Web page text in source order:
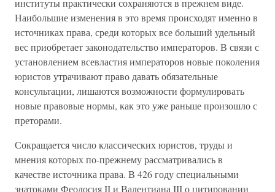
институты практически сохраняются в прежнем виде.
Наибольшие изменения в это время происходят именно в
источниках права, среди которых все больший удельный
вес приобретает законодательство императоров. В связи с
установлением всевластия императоров новые поколения
юристов утрачивают право давать обязательные
консультации, лишаются возможности формулировать
новые правовые нормы, как это уже раньше произошло с
преторами.
Сокращается число классических юристов, труды и
мнения которых по-прежнему рассматривались в
качестве источника права. В 426 году специальными
знатоками Феодосия II и Валентиана III о цитировании